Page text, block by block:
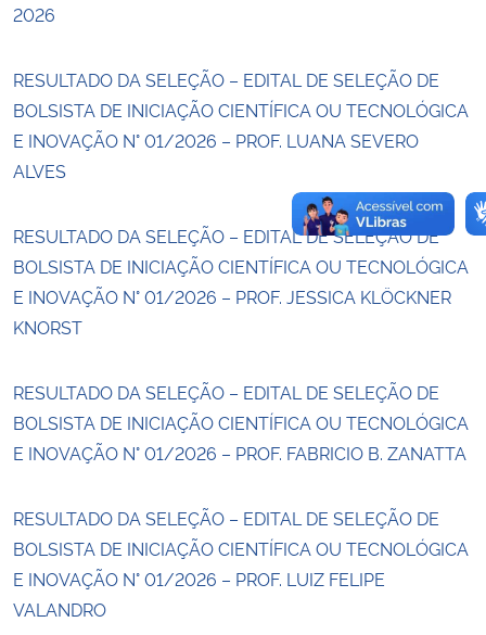
2026
RESULTADO DA SELEÇÃO – EDITAL DE SELEÇÃO DE
BOLSISTA DE INICIAÇÃO CIENTÍFICA OU TECNOLÓGICA
E INOVAÇÃO N° 01/2026 – PROF. LUANA SEVERO
ALVES
RESULTADO DA SELEÇÃO – EDITAL DE SELEÇÃO DE
BOLSISTA DE INICIAÇÃO CIENTÍFICA OU TECNOLÓGICA
E INOVAÇÃO N° 01/2026 – PROF. JESSICA KLÖCKNER
KNORST
RESULTADO DA SELEÇÃO – EDITAL DE SELEÇÃO DE
BOLSISTA DE INICIAÇÃO CIENTÍFICA OU TECNOLÓGICA
E INOVAÇÃO N° 01/2026 – PROF. FABRICIO B. ZANATTA
RESULTADO DA SELEÇÃO – EDITAL DE SELEÇÃO DE
BOLSISTA DE INICIAÇÃO CIENTÍFICA OU TECNOLÓGICA
E INOVAÇÃO N° 01/2026 – PROF. LUIZ FELIPE
VALANDRO